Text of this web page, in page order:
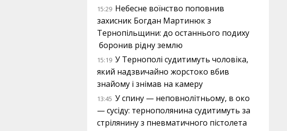
15:29 Небесне воїнство поповнив
захисник Богдан Мартинюк з
Тернопільщини: до останнього подиху
боронив рідну землю
15:19 У Тернополі судитимуть чоловіка,
який надзвичайно жорстоко вбив
знайому і знімав на камеру
13:45 У спину — неповнолітньому, в око
— сусіду: тернополянина судитимуть за
стрілянину з пневматичного пістолета